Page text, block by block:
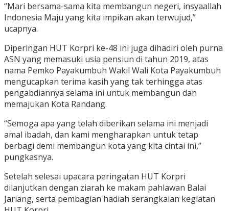
“Mari bersama-sama kita membangun negeri, insyaallah
Indonesia Maju yang kita impikan akan terwujud,”
ucapnya.
Diperingan HUT Korpri ke-48 ini juga dihadiri oleh purna
ASN yang memasuki usia pensiun di tahun 2019, atas
nama Pemko Payakumbuh Wakil Wali Kota Payakumbuh
mengucapkan terima kasih yang tak terhingga atas
pengabdiannya selama ini untuk membangun dan
memajukan Kota Randang.
“Semoga apa yang telah diberikan selama ini menjadi
amal ibadah, dan kami mengharapkan untuk tetap
berbagi demi membangun kota yang kita cintai ini,”
pungkasnya.
Setelah selesai upacara peringatan HUT Korpri
dilanjutkan dengan ziarah ke makam pahlawan Balai
Jariang, serta pembagian hadiah serangkaian kegiatan